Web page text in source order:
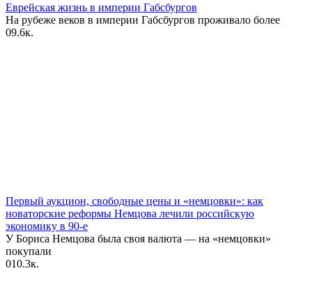
Еврейская жизнь в империи Габсбургов
На рубеже веков в империи Габсбургов проживало более
09.6к.
Первый аукцион, свободные цены и «‎немцовки»‎: как
новаторские реформы Немцова лечили российскую
экономику в 90-е
У Бориса Немцова была своя валюта — на «немцовки»
покупали
010.3к.